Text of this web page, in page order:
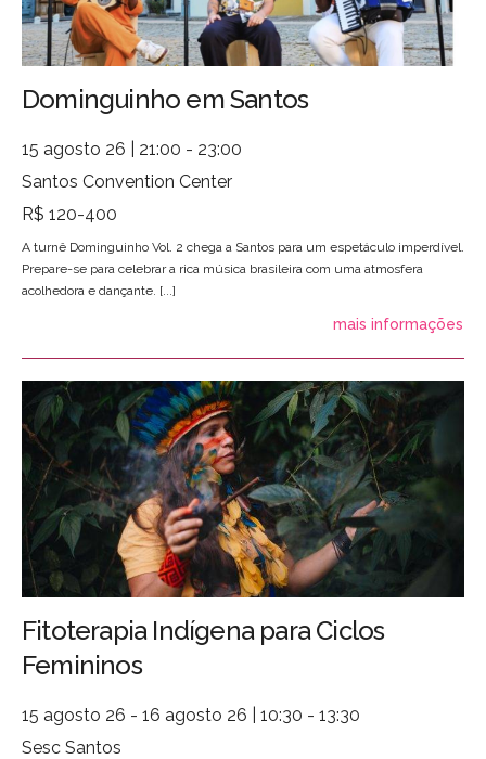
Dominguinho em Santos
15 agosto 26 | 21:00 - 23:00
Santos Convention Center
R$ 120-400
A turnê Dominguinho Vol. 2 chega a Santos para um espetáculo imperdível.
Prepare-se para celebrar a rica música brasileira com uma atmosfera
acolhedora e dançante. [...]
mais informações
Fitoterapia Indígena para Ciclos
Femininos
15 agosto 26 - 16 agosto 26 | 10:30 - 13:30
Sesc Santos